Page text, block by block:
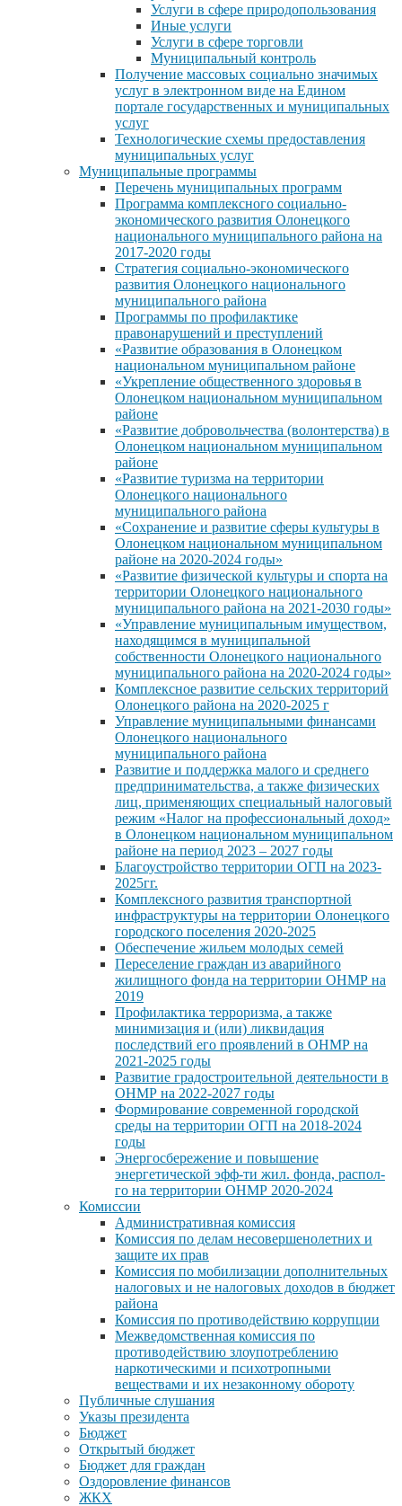
Услуги в сфере природопользования
Иные услуги
Услуги в сфере торговли
Муниципальный контроль
Получение массовых социально значимых
услуг в электронном виде на Едином
портале государственных и муниципальных
услуг
Технологические схемы предоставления
муниципальных услуг
Муниципальные программы
Перечень муниципальных программ
Программа комплексного социально-
экономического развития Олонецкого
национального муниципального района на
2017-2020 годы
Стратегия социально-экономического
развития Олонецкого национального
муниципального района
Программы по профилактике
правонарушений и преступлений
«Развитие образования в Олонецком
национальном муниципальном районе
«Укрепление общественного здоровья в
Олонецком национальном муниципальном
районе
«Развитие добровольчества (волонтерства) в
Олонецком национальном муниципальном
районе
«Развитие туризма на территории
Олонецкого национального
муниципального района
«Сохранение и развитие сферы культуры в
Олонецком национальном муниципальном
районе на 2020-2024 годы»
«Развитие физической культуры и спорта на
территории Олонецкого национального
муниципального района на 2021-2030 годы»
«Управление муниципальным имуществом,
находящимся в муниципальной
собственности Олонецкого национального
муниципального района на 2020-2024 годы»
Комплексное развитие сельских территорий
Олонецкого района на 2020-2025 г
Управление муниципальными финансами
Олонецкого национального
муниципального района
Развитие и поддержка малого и среднего
предпринимательства, а также физических
лиц, применяющих специальный налоговый
режим «Налог на профессиональный доход»
в Олонецком национальном муниципальном
районе на период 2023 – 2027 годы
Благоустройство территории ОГП на 2023-
2025гг.
Комплексного развития транспортной
инфраструктуры на территории Олонецкого
городского поселения 2020-2025
Обеспечение жильем молодых семей
Переселение граждан из аварийного
жилищного фонда на территории ОНМР на
2019
Профилактика терроризма, а также
минимизация и (или) ликвидация
последствий его проявлений в ОНМР на
2021-2025 годы
Развитие градостроительной деятельности в
ОНМР на 2022-2027 годы
Формирование современной городской
среды на территории ОГП на 2018-2024
годы
Энергосбережение и повышение
энергетической эфф-ти жил. фонда, распол-
го на территории ОНМР 2020-2024
Комиссии
Административная комиссия
Комиссия по делам несовершенолетних и
защите их прав
Комиссия по мобилизации дополнительных
налоговых и не налоговых доходов в бюджет
района
Комиссия по противодействию коррупции
Межведомственная комиссия по
противодействию злоупотреблению
наркотическими и психотропными
веществами и их незаконному обороту
Публичные слушания
Указы президента
Бюджет
Открытый бюджет
Бюджет для граждан
Оздоровление финансов
ЖКХ